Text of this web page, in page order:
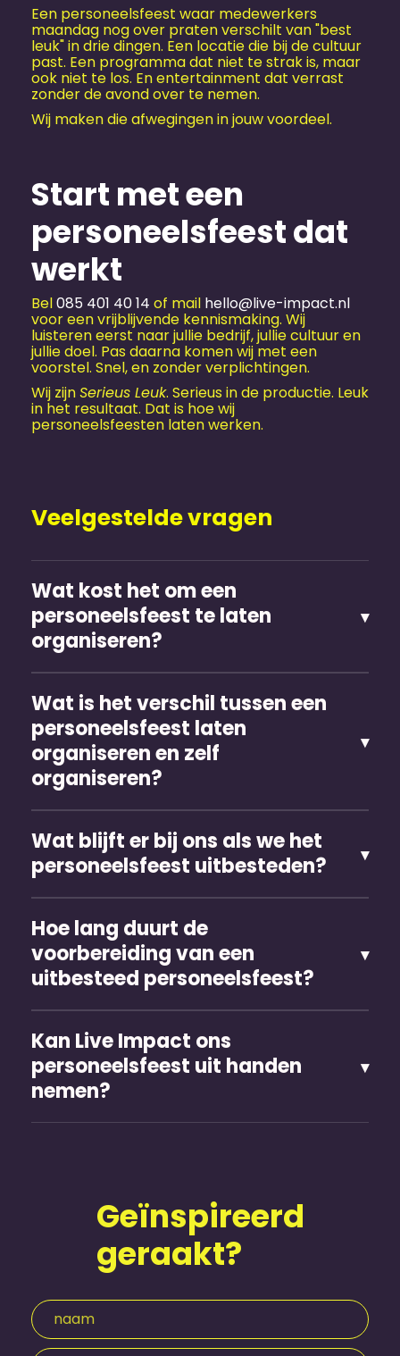
Een personeels­feest waar medewerkers
maandag nog over praten verschilt van "best
leuk" in drie dingen. Een locatie die bij de cultuur
past. Een programma dat niet te strak is, maar
ook niet te los. En entertainment dat verrast
zonder de avond over te nemen.
Wij maken die afwegingen in jouw voordeel.
Start met een
personeels­feest dat
werkt
Bel085 401 40 14 of mail hello@live-impact.nl
voor een vrijblijvende kennismaking. Wij
luisteren eerst naar jullie bedrijf, jullie cultuur en
jullie doel. Pas daarna komen wij met een
voorstel. Snel, en zonder verplichtingen.
Wij zijnSerieus Leuk. Serieus in de productie. Leuk
in het resultaat. Dat is hoe wij
personeelsfeesten laten werken.
Veelgestelde vragen
Wat kost het om een
personeels­feest te laten
organiseren?
Wat is het verschil tussen een
personeels­feest laten
organiseren en zelf
organiseren?
Wat blijft er bij ons als we het
personeels­feest uitbesteden?
Hoe lang duurt de
voorbereiding van een
uitbesteed personeels­feest?
Kan Live Impact ons
personeels­feest uit handen
nemen?
Geïnspireerd
geraakt?